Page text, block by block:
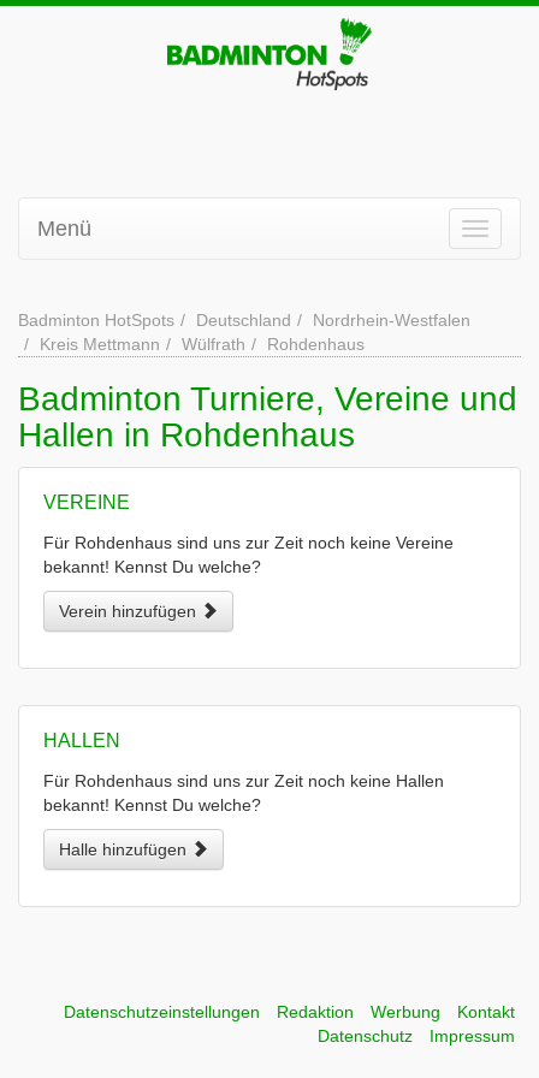
Menü
Badminton HotSpots Deutschland
Nordrhein-Westfalen
Kreis Mettmann
Wülfrath Rohdenhaus
Badminton Turniere, Vereine und
Hallen in Rohdenhaus
VEREINE
Für Rohdenhaus sind uns zur Zeit noch keine Vereine
bekannt! Kennst Du welche?
Verein hinzufügen
HALLEN
Für Rohdenhaus sind uns zur Zeit noch keine Hallen
bekannt! Kennst Du welche?
Halle hinzufügen
Datenschutzeinstellungen Redaktion Werbung
Kontakt
Datenschutz
Impressum